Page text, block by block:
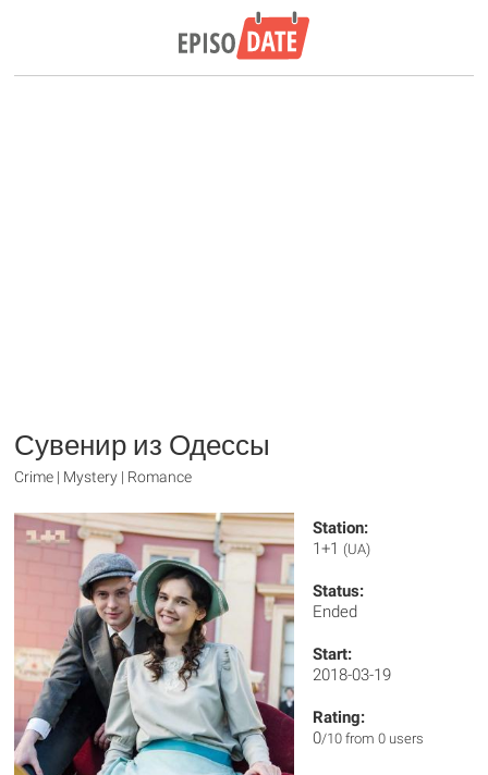
Сувенир из Одессы
Crime | Mystery | Romance
Station:
1+1 (UA)
Status:
Ended
Start:
2018-03-19
Rating:
0/10 from 0 users